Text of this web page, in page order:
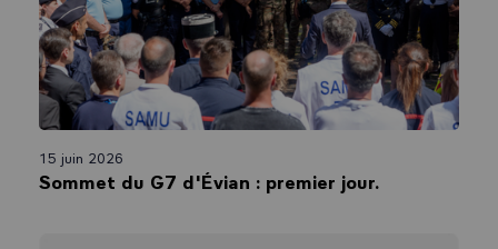
15 juin 2026
Sommet du G7 d'Évian : premier jour.